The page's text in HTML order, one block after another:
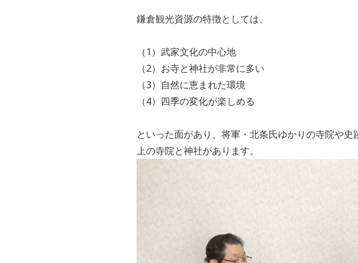
鎌倉観光資源の特徴としては、
（1）武家文化の中心地
（2）お寺と神社が非常に多い
（3）自然に恵まれた環境
（4）四季の変化が楽しめる
といった面があり、将軍・北条氏ゆかりの寺院や
上の寺院と神社があります。